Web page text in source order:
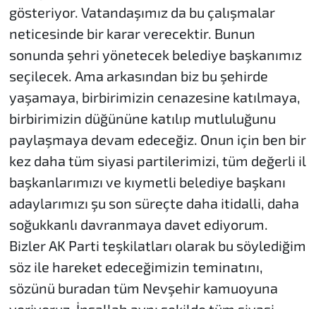
gösteriyor. Vatandaşımız da bu çalışmalar
neticesinde bir karar verecektir. Bunun
sonunda şehri yönetecek belediye başkanımız
seçilecek. Ama arkasından biz bu şehirde
yaşamaya, birbirimizin cenazesine katılmaya,
birbirimizin düğününe katılıp mutluluğunu
paylaşmaya devam edeceğiz. Onun için ben bir
kez daha tüm siyasi partilerimizi, tüm değerli il
başkanlarımızı ve kıymetli belediye başkanı
adaylarımızı şu son süreçte daha itidalli, daha
soğukkanlı davranmaya davet ediyorum.
Bizler AK Parti teşkilatları olarak bu söylediğim
söz ile hareket edeceğimizin teminatını,
sözünü buradan tüm Nevşehir kamuoyuna